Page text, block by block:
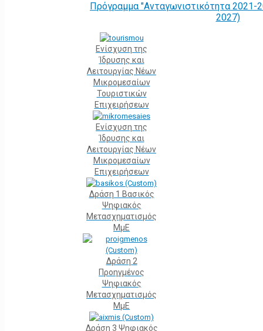
Πρόγραμμα "Ανταγωνιστικότητα
2027)
Ενίσχυση της
Ίδρυσης και
Λειτουργίας Νέων
Μικρομεσαίων
Τουριστικών
Επιχειρήσεων
Ενίσχυση της
Ίδρυσης και
Λειτουργίας Νέων
Μικρομεσαίων
Επιχειρήσεων
Δράση 1 Βασικός
Ψηφιακός
Μετασχηματισμός
ΜμΕ
Δράση 2
Προηγμένος
Ψηφιακός
Μετασχηματισμός
ΜμΕ
Δράση 3 Ψηφιακός